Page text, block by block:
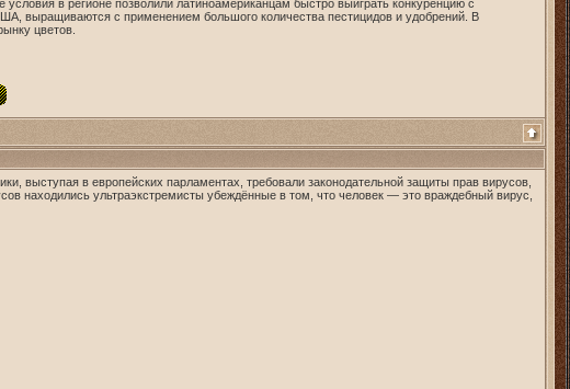
условия в регионе позволили латиноамериканцам быстро выиграть конкуренцию с
выращиваются с применением большого количества пестицидов и удобрений. В
цветов.
выступая в европейских парламентах, требовали законодательной защиты прав вирусов,
находились ультраэкстремисты убеждённые в том, что человек — это враждебный вирус,